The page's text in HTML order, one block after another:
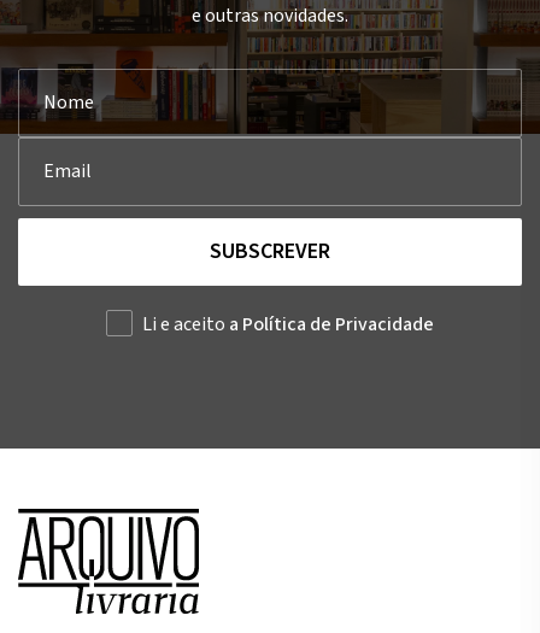
e outras novidades.
SUBSCREVER
Li e aceito a Política de Privacidade